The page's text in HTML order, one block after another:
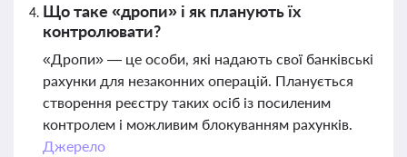
Що таке «дропи» і як планують їх
контролювати?
«Дропи» — це особи, які надають свої банківські
рахунки для незаконних операцій. Планується
створення реєстру таких осіб із посиленим
контролем і можливим блокуванням рахунків.
Джерело